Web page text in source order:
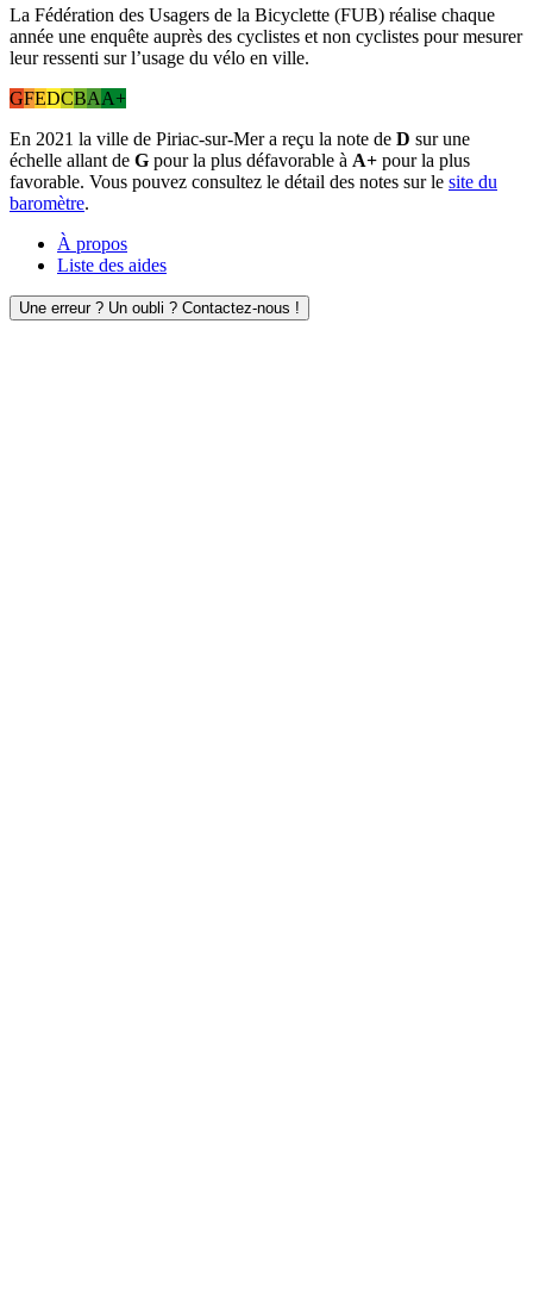
La Fédération des Usagers de la Bicyclette (FUB) réalise chaque
année une enquête auprès des cyclistes et non cyclistes pour mesurer
leur ressenti sur l’usage du vélo en ville.
GFEDCBAA+
En 2021 la ville de Piriac-sur-Mer a reçu la note de D sur une
échelle allant de G pour la plus défavorable à A+ pour la plus
favorable. Vous pouvez consultez le détail des notes sur le site du
baromètre.
À propos
Liste des aides
Une erreur ? Un oubli ? Contactez-nous !